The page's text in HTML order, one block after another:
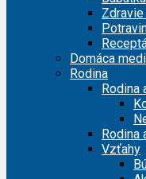
Domáca
Rodina
Rodina
Rodina
Vzťahy